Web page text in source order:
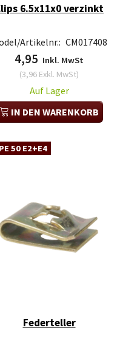
6.5x11x0 verzinkt
Artikelnr.: CM017408
4,95 Inkl. MwSt
(3,96 Exkl. MwSt)
Auf Lager
IN DEN WARENKORB
50 E2+E4
Federteller